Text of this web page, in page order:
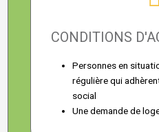
CONDITIONS
Personnes en
régulière qui
social
Une demande de